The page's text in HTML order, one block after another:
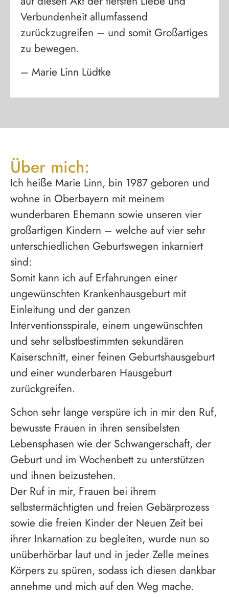
Verbundenheit allumfassend
zurückzugreifen – und somit Großartiges
zu bewegen.
– Marie Linn Lüdtke
Über mich:
Ich heiße Marie Linn, bin 1987 geboren und
wohne in Oberbayern mit meinem
wunderbaren Ehemann sowie unseren vier
großartigen Kindern – welche auf vier sehr
unterschiedlichen Geburtswegen inkarniert
sind:
Somit kann ich auf Erfahrungen einer
ungewünschten Krankenhausgeburt mit
Einleitung und der ganzen
Interventionsspirale, einem ungewünschten
und sehr selbstbestimmten sekundären
Kaiserschnitt, einer feinen Geburtshausgeburt
und einer wunderbaren Hausgeburt
zurückgreifen.
Schon sehr lange verspüre ich in mir den Ruf,
bewusste Frauen in ihren sensibelsten
Lebensphasen wie der Schwangerschaft, der
Geburt und im Wochenbett zu unterstützen
und ihnen beizustehen.
Der Ruf in mir, Frauen bei ihrem
selbstermächtigten und freien Gebärprozess
sowie die freien Kinder der Neuen Zeit bei
ihrer Inkarnation zu begleiten, wurde nun so
unüberhörbar laut und in jeder Zelle meines
Körpers zu spüren, sodass ich diesen dankbar
annehme und mich auf den Weg mache.